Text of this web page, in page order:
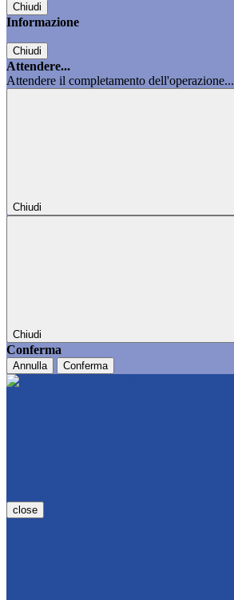
Chiudi
Informazione
Chiudi
Attendere...
Attendere il completamento dell'operazione...
Chiudi
Chiudi
Conferma
Annulla Conferma
close